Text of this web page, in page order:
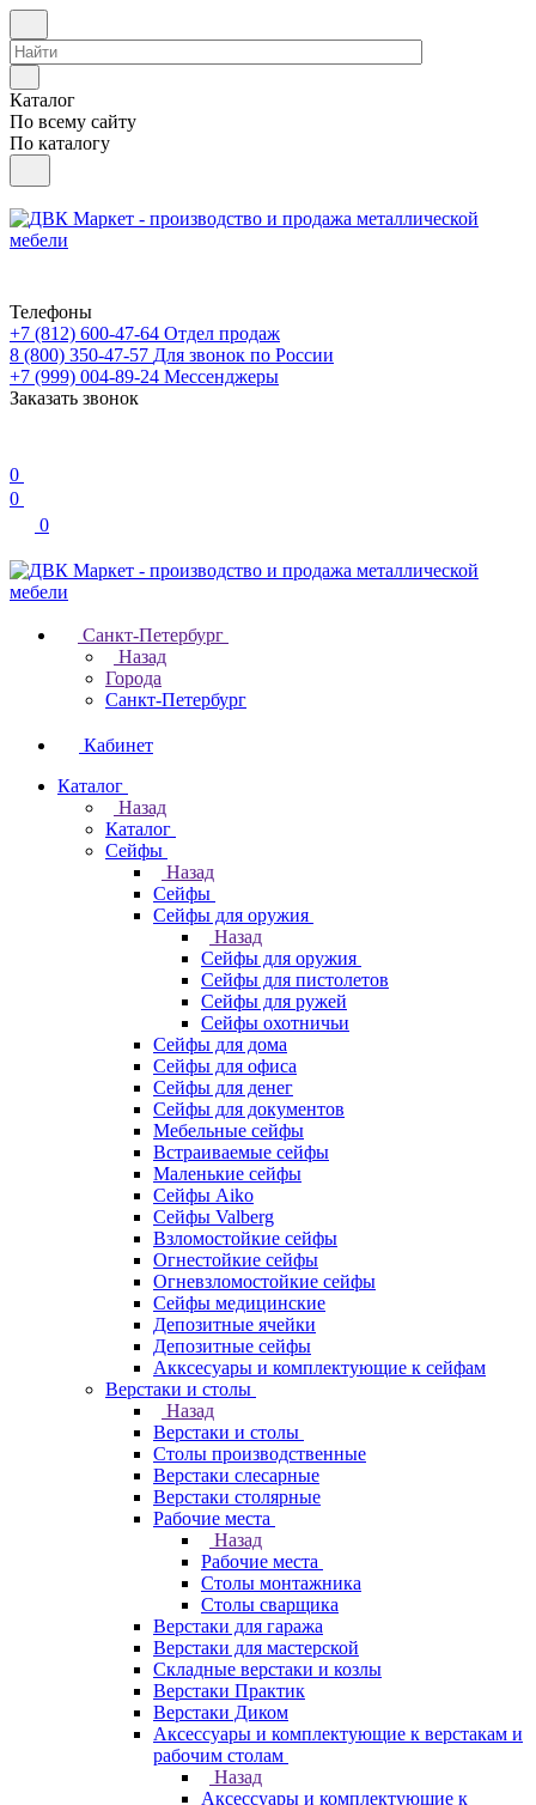
Каталог
По всему сайту
По каталогу
Телефоны
+7 (812) 600-47-64 Отдел продаж
8 (800) 350-47-57 Для звонок по России
+7 (999) 004-89-24 Мессенджеры
Заказать звонок
0
0
0
Санкт-Петербург
Назад
Города
Санкт-Петербург
Кабинет
Каталог
Назад
Каталог
Cейфы
Назад
Cейфы
Cейфы для оружия
Назад
Cейфы для оружия
Сейфы для пистолетов
Сейфы для ружей
Сейфы охотничьи
Cейфы для дома
Cейфы для офиса
Сейфы для денег
Сейфы для документов
Мебельные сейфы
Встраиваемые сейфы
Маленькие сейфы
Сейфы Aiko
Сейфы Valberg
Взломостойкие сейфы
Огнестойкие сейфы
Огневзломостойкие сейфы
Сейфы медицинские
Депозитные ячейки
Депозитные сейфы
Акксесуары и комплектующие к сейфам
Верстаки и столы
Назад
Верстаки и столы
Столы производственные
Верстаки слесарные
Верстаки столярные
Рабочие места
Назад
Рабочие места
Столы монтажника
Столы сварщика
Верстаки для гаража
Верстаки для мастерской
Складные верстаки и козлы
Верстаки Практик
Верстаки Диком
Аксессуары и комплектующие к верстакам и
рабочим столам
Назад
Аксессуары и комплектующие к